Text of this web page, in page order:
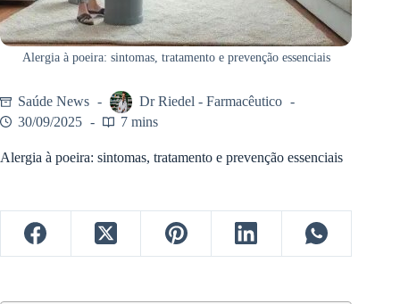
Alergia à poeira: sintomas, tratamento e prevenção essenciais
Saúde News
Dr Riedel - Farmacêutico
30/09/2025
7 mins
Alergia à poeira: sintomas, tratamento e prevenção essenciais